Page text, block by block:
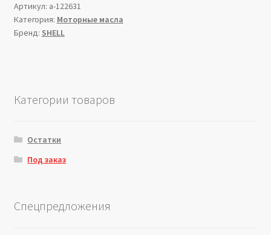
Артикул: a-122631
Категория: Моторные масла
Бренд: SHELL
Категории товаров
Остатки
Под заказ
Спецпредложения